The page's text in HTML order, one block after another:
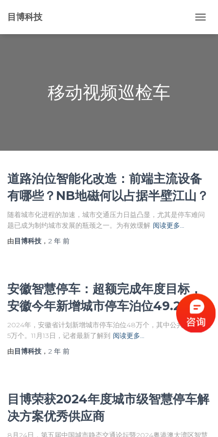
目博科技
换
移动视频巡检车
道路泊位智能化改造：前端主流设备
有哪些？NB地磁何以占据半壁江山？
随着城市化进程的加速，城市交通压力日益凸显，尤其是停车难问
题已成为制约城市发展的瓶颈之一。为有效缓解 阅读更多…
由目博科技 ， 2 年 前
安徽智慧停车：超额完成年度目标，
安徽今年新增城市停车泊位49.2万个
2024年，安徽省计划新增城市停车泊位48万个，其中公共停车泊位
5万个。11月13日，记者最新了解到 阅读更多…
由目博科技 ， 2 年 前
目博荣获2024年度城市级智慧停车解
决方案优秀供应商
8月24日，第五届中国城市静态交通论坛暨2024粤港澳大湾区智慧